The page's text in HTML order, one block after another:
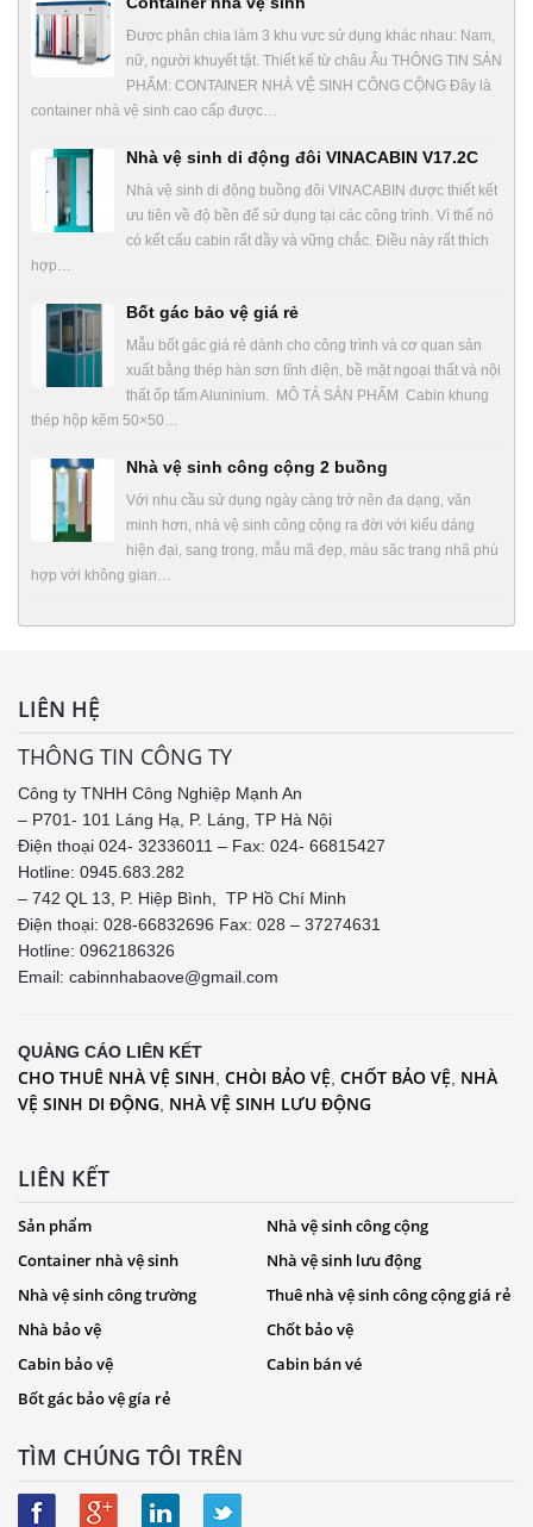
Được phân chia làm 3 khu vực sử dụng khác nhau: Nam,
nữ, người khuyết tật. Thiết kế từ châu Âu THÔNG TIN SẢN
PHẨM: CONTAINER NHÀ VỆ SINH CÔNG CỘNG Đây là
container nhà vệ sinh cao cấp được…
Nhà vệ sinh di động đôi VINACABIN V17.2C
Nhà vệ sinh di động buồng đôi VINACABIN được thiết kết
ưu tiên về độ bền để sử dụng tại các công trình. Vì thế nó
có kết cấu cabin rất dầy và vững chắc. Điều này rất thích
hợp…
Bốt gác bảo vệ giá rẻ
Mẫu bốt gác giá rẻ dành cho công trình và cơ quan sản
xuất bằng thép hàn sơn tĩnh điện, bề mặt ngoại thất và nội
thất ốp tấm Aluninium. MÔ TẢ SẢN PHẨM Cabin khung
thép hộp kẽm 50×50…
Nhà vệ sinh công cộng 2 buồng
Với nhu cầu sử dụng ngày càng trở nên đa dạng, văn
minh hơn, nhà vệ sinh công cộng ra đời với kiểu dáng
hiện đại, sang trọng, mẫu mã đẹp, màu săc trang nhã phù
hợp với không gian…
LIÊN HỆ
THÔNG TIN CÔNG TY
Công ty TNHH Công Nghiệp Mạnh An
– P701- 101 Láng Hạ, P. Láng, TP Hà Nội
Điện thoại 024- 32336011 – Fax: 024- 66815427
Hotline: 0945.683.282
– 742 QL 13, P. Hiệp Bình, TP Hồ Chí Minh
Điện thoại: 028-66832696 Fax: 028 – 37274631
Hotline: 0962186326
Email: cabinnhabaove@gmail.com
QUẢNG CÁO LIÊN KẾT
CHO THUÊ NHÀ VỆ SINH CHÒI BẢO VỆ CHỐT BẢO VỆ NHÀ
VỆ SINH DI ĐỘNG NHÀ VỆ SINH LƯU ĐỘNG
LIÊN KẾT
Sản phẩm
Nhà vệ sinh công cộng
Container nhà vệ sinh
Nhà vệ sinh lưu động
Nhà vệ sinh công trường
Thuê nhà vệ sinh công cộng giá rẻ
Nhà bảo vệ
Chốt bảo vệ
Cabin bảo vệ
Cabin bán vé
Bốt gác bảo vệ gía rẻ
TÌM CHÚNG TÔI TRÊN